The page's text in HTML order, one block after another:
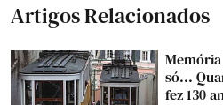
Artigos Relacionados
só...
fez 130